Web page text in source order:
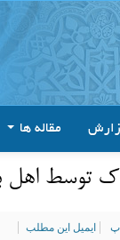
مقاله ها
توسط اهل
ایمیل این مطلب